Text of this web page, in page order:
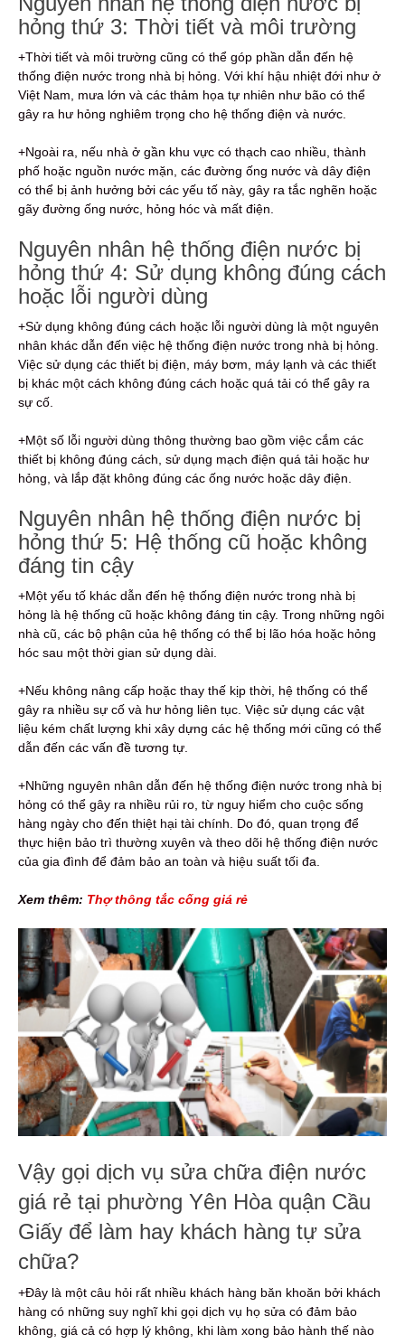
hỏng thứ 3: Thời tiết và môi trường
+Thời tiết và môi trường cũng có thể góp phần dẫn đến hệ
thống điện nước trong nhà bị hỏng. Với khí hậu nhiệt đới như ở
Việt Nam, mưa lớn và các thảm họa tự nhiên như bão có thể
gây ra hư hỏng nghiêm trọng cho hệ thống điện và nước.
+Ngoài ra, nếu nhà ở gần khu vực có thạch cao nhiều, thành
phố hoặc nguồn nước mặn, các đường ống nước và dây điện
có thể bị ảnh hưởng bởi các yếu tố này, gây ra tắc nghẽn hoặc
gãy đường ống nước, hỏng hóc và mất điện.
Nguyên nhân hệ thống điện nước bị
hỏng thứ 4: Sử dụng không đúng cách
hoặc lỗi người dùng
+Sử dụng không đúng cách hoặc lỗi người dùng là một nguyên
nhân khác dẫn đến việc hệ thống điện nước trong nhà bị hỏng.
Việc sử dụng các thiết bị điện, máy bơm, máy lạnh và các thiết
bị khác một cách không đúng cách hoặc quá tải có thể gây ra
sự cố.
+Một số lỗi người dùng thông thường bao gồm việc cắm các
thiết bị không đúng cách, sử dụng mạch điện quá tải hoặc hư
hỏng, và lắp đặt không đúng các ống nước hoặc dây điện.
Nguyên nhân hệ thống điện nước bị
hỏng thứ 5: Hệ thống cũ hoặc không
đáng tin cậy
+Một yếu tố khác dẫn đến hệ thống điện nước trong nhà bị
hỏng là hệ thống cũ hoặc không đáng tin cậy. Trong những ngôi
nhà cũ, các bộ phận của hệ thống có thể bị lão hóa hoặc hỏng
hóc sau một thời gian sử dụng dài.
+Nếu không nâng cấp hoặc thay thế kịp thời, hệ thống có thể
gây ra nhiều sự cố và hư hỏng liên tục. Việc sử dụng các vật
liệu kém chất lượng khi xây dựng các hệ thống mới cũng có thể
dẫn đến các vấn đề tương tự.
+Những nguyên nhân dẫn đến hệ thống điện nước trong nhà bị
hỏng có thể gây ra nhiều rủi ro, từ nguy hiểm cho cuộc sống
hàng ngày cho đến thiệt hại tài chính. Do đó, quan trọng để
thực hiện bảo trì thường xuyên và theo dõi hệ thống điện nước
của gia đình để đảm bảo an toàn và hiệu suất tối đa.
Xem thêm: Thợ thông tắc cống giá rẻ
Vậy gọi dịch vụ sửa chữa điện nước
giá rẻ tại phường Yên Hòa quận Cầu
Giấy để làm hay khách hàng tự sửa
chữa?
+Đây là một câu hỏi rất nhiều khách hàng băn khoăn bởi khách
hàng có những suy nghĩ khi gọi dịch vụ họ sửa có đảm bảo
không, giá cả có hợp lý không, khi làm xong bảo hành thế nào